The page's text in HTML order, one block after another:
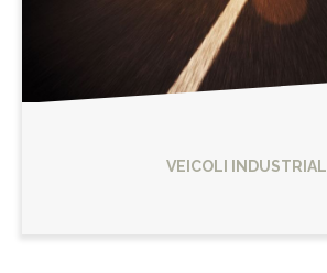
VEICOLI INDUSTRIALI